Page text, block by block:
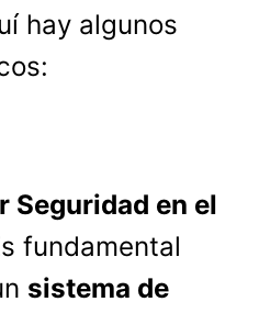
hay algunos
Seguridad en el
fundamental
sistema de